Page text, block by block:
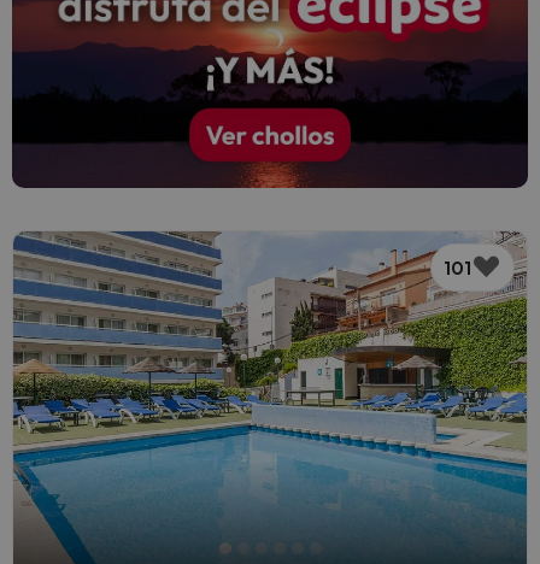
101